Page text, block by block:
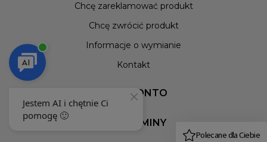
Chcę zareklamować produkt
Chcę zwrócić produkt
Informacje o wymianie
Kontakt
MOJE KONTO
REGULAMINY